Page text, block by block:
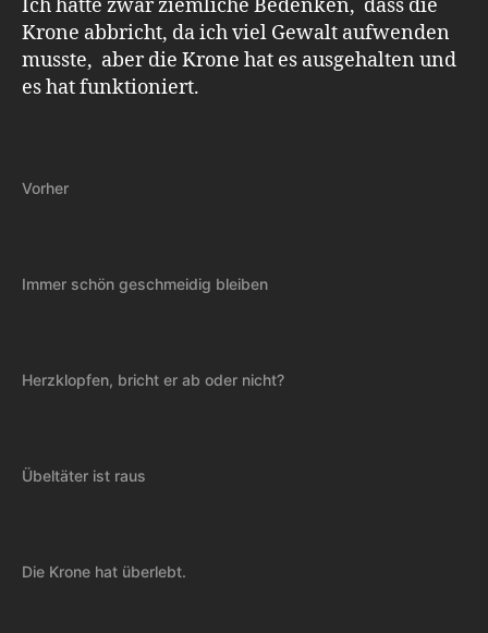
Ich hatte zwar ziemliche Bedenken, dass die
Krone abbricht, da ich viel Gewalt aufwenden
musste, aber die Krone hat es ausgehalten und
es hat funktioniert.
Vorher
Immer schön geschmeidig bleiben
Herzklopfen, bricht er ab oder nicht?
Übeltäter ist raus
Die Krone hat überlebt.